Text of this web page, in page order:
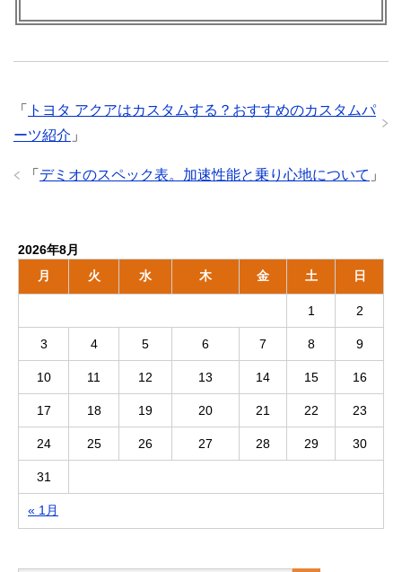
「
トヨタ アクアはカスタムする？おすすめのカスタムパ
ーツ紹介 」
「 デミオのスペック表。加速性能と乗り心地について 」
2026年8月
月
火 水 木 金 土 日
« 1月
1 2
3 4 5 6 7 8 9
10 11 12 13 14 15 16
17 18 19 20 21 22 23
24 25 26 27 28 29 30
31